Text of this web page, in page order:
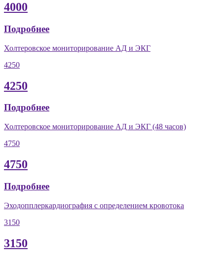
4000
Подробнее
Холтеровское мониторирование АД и ЭКГ
4250
4250
Подробнее
Холтеровское мониторирование АД и ЭКГ (48 часов)
4750
4750
Подробнее
Эходопплеркардиография с определением кровотока
3150
3150